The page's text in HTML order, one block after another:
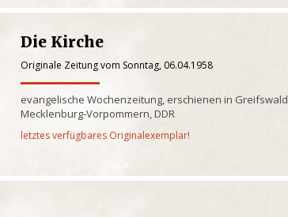
Die Kirche
Originale Zeitung vom Sonntag, 06.04.1958
evangelische Wochenzeitung, erschienen in Greifswald,
Mecklenburg-Vorpommern, DDR
letztes verfügbares Originalexemplar!